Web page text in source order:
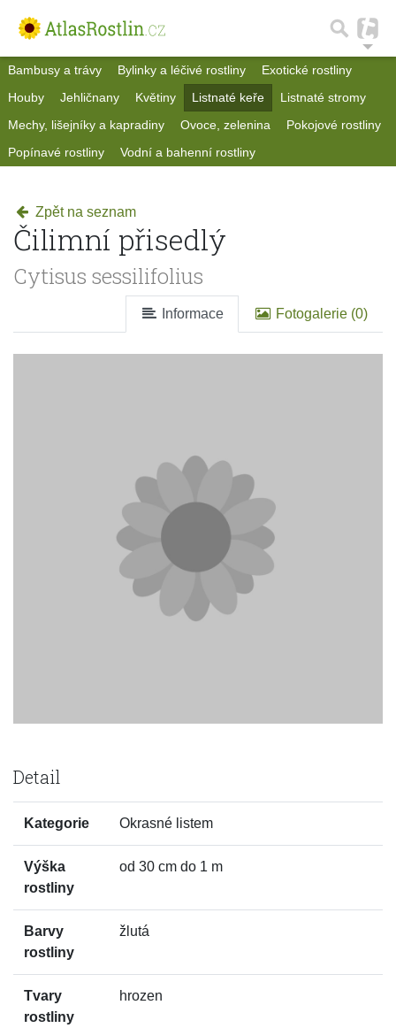
Bambusy a trávy Bylinky a léčivé rostliny
Exotické rostliny
Houby
Jehličnany Květiny Listnaté keře
Listnaté stromy
Mechy, lišejníky a kapradiny
Ovoce, zelenina
Pokojové rostliny
Popínavé rostliny
Vodní a bahenní rostliny
Zpět na seznam
Čilimní přisedlý
Cytisus sessilifolius
Informace Fotogalerie (0)
Detail
Kategorie Okrasné listem
Výška
rostliny
od 30 cm do 1 m
Barvy
rostliny
žlutá
Tvary
rostliny
hrozen